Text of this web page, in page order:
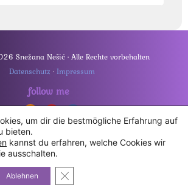
Snežana Nešić · Alle Rechte vorbehalten
Datenschutz · Impressum
follow me
um dir die bestmögliche Erfahrung auf
bieten.
kannst du erfahren, welche Cookies wir
ausschalten.
Ablehnen GDPR Cookie-Banner schließen